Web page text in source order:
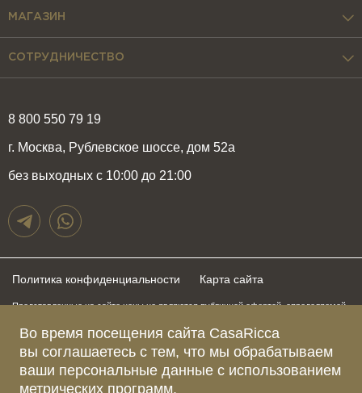
Во время посещения сайта CasaRicca
вы соглашаетесь с тем, что мы обрабатываем
ваши персональные данные с использованием
метрических программ.
8 800 550 79 19
г. Москва, Рублевское шоссе, дом 52а
без выходных с 10:00 до 21:00
МАГАЗИН
СОТРУДНИЧЕСТВО
Политика конфиденциальности Карта сайта
Представленные на сайте цены не являются публичной офертой, определяемой
быть изменены в любое время без предупреждения. Для получения актуальной и
подробной информации о стоимости, сроках и условиях поставки просьба
обращаться к менеджерам по указанным выше телефонам
Зарегистрированное название компании